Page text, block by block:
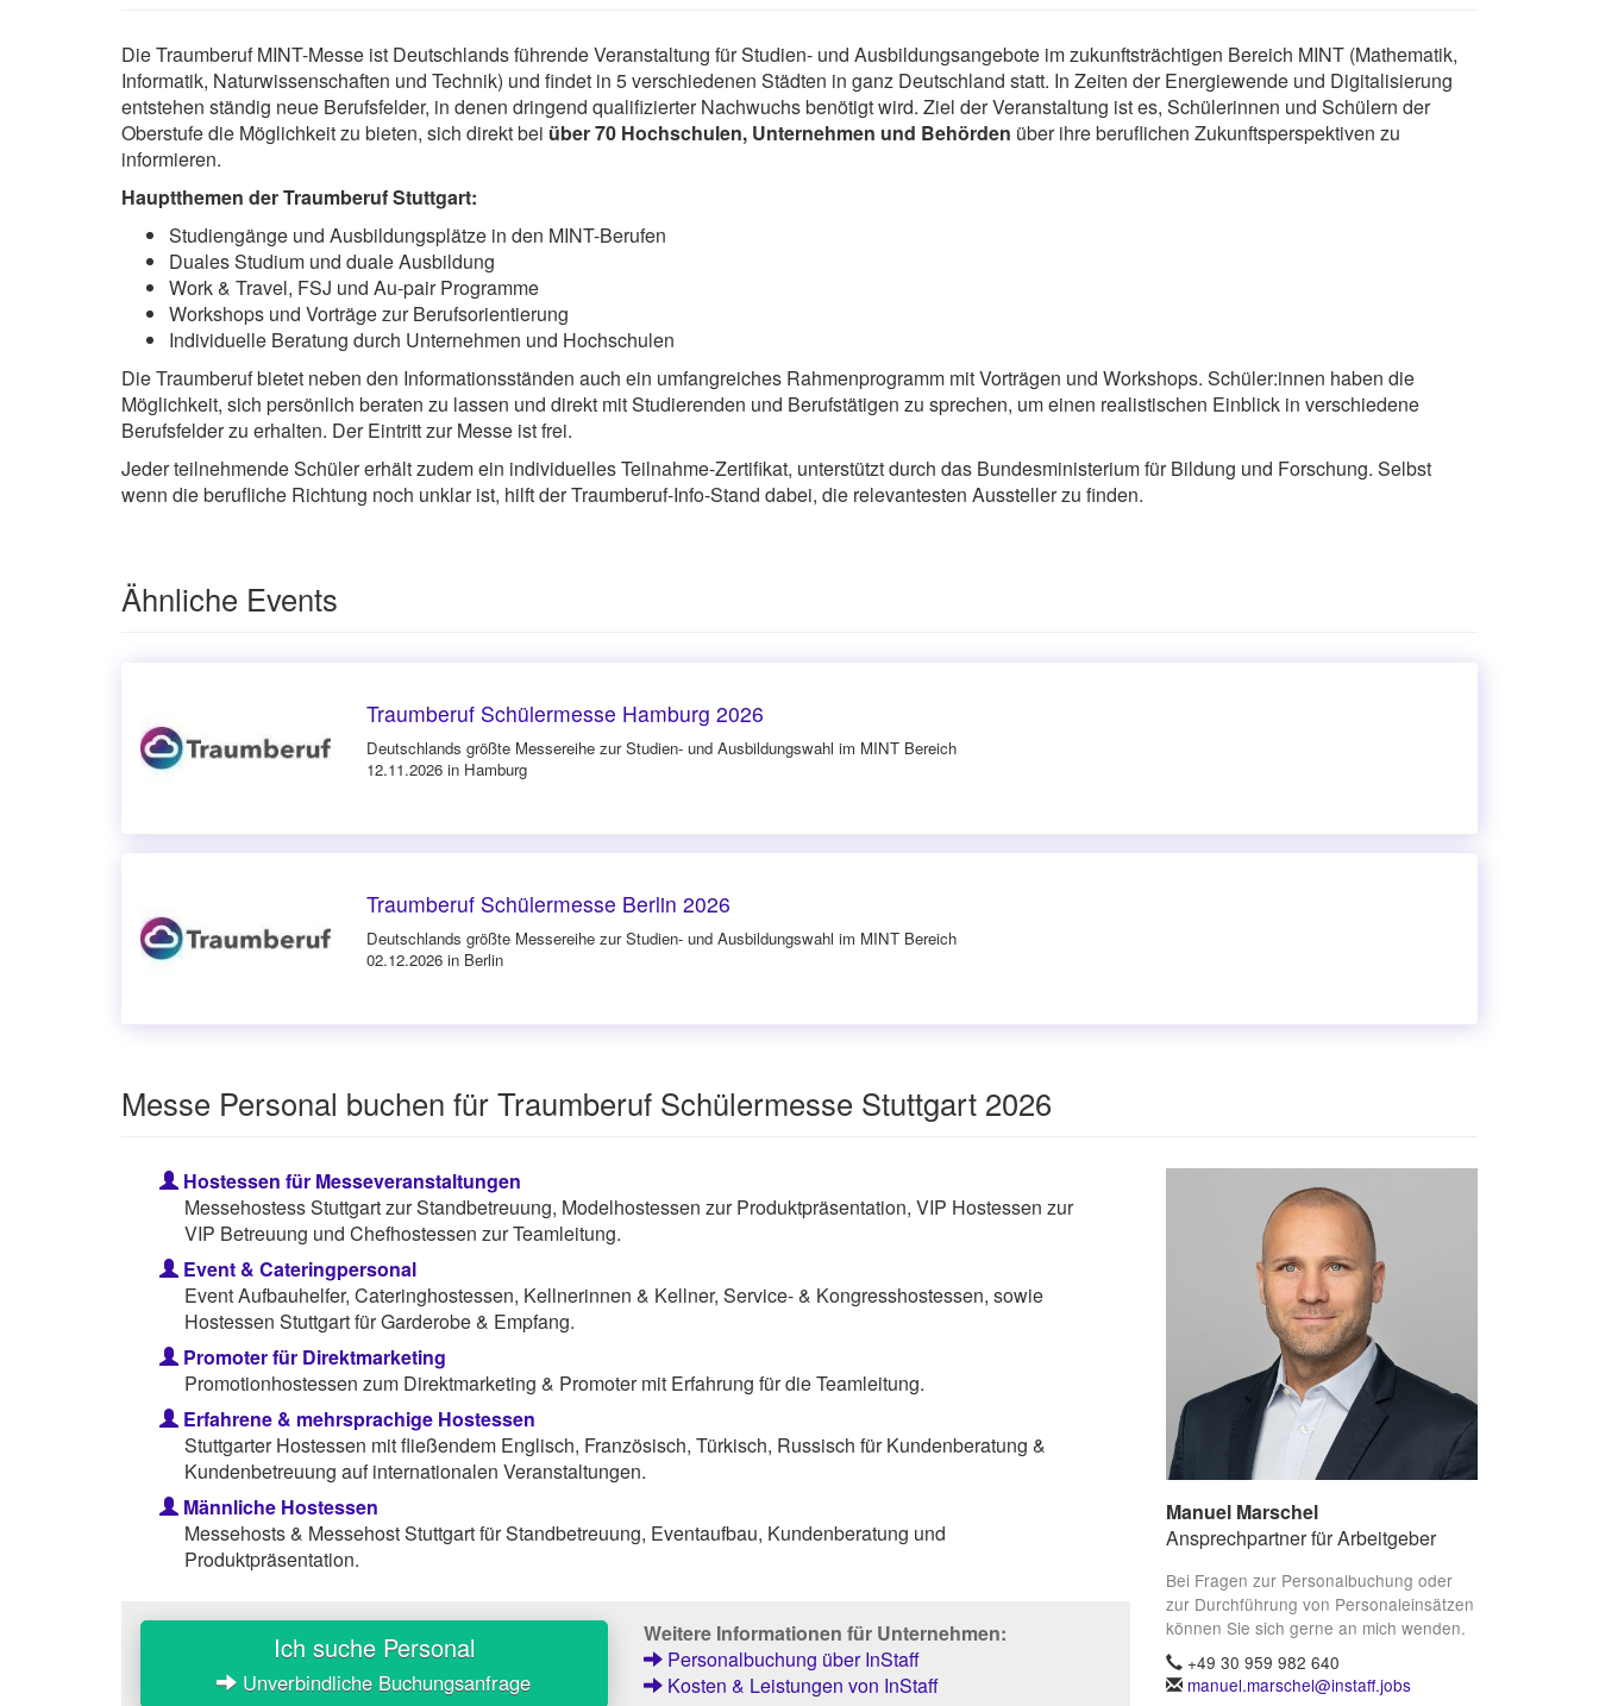
Die Traumberuf MINT-Messe ist Deutschlands führende Veranstaltung für Studien- und Ausbildungsangebote im zukunftsträchtigen Bereich MINT (Mathematik,
Informatik, Naturwissenschaften und Technik) und findet in 5 verschiedenen Städten in ganz Deutschland statt. In Zeiten der Energiewende und Digitalisierung
entstehen ständig neue Berufsfelder, in denen dringend qualifizierter Nachwuchs benötigt wird. Ziel der Veranstaltung ist es, Schülerinnen und Schülern der
Oberstufe die Möglichkeit zu bieten, sich direkt bei über 70 Hochschulen, Unternehmen und Behörden über ihre beruflichen Zukunftsperspektiven zu
informieren.
Hauptthemen der Traumberuf Stuttgart:
Studiengänge und Ausbildungsplätze in den MINT-Berufen
Duales Studium und duale Ausbildung
Work & Travel, FSJ und Au-pair Programme
Workshops und Vorträge zur Berufsorientierung
Individuelle Beratung durch Unternehmen und Hochschulen
Die Traumberuf bietet neben den Informationsständen auch ein umfangreiches Rahmenprogramm mit Vorträgen und Workshops. Schüler:innen haben die
Möglichkeit, sich persönlich beraten zu lassen und direkt mit Studierenden und Berufstätigen zu sprechen, um einen realistischen Einblick in verschiedene
Berufsfelder zu erhalten. Der Eintritt zur Messe ist frei.
Jeder teilnehmende Schüler erhält zudem ein individuelles Teilnahme-Zertifikat, unterstützt durch das Bundesministerium für Bildung und Forschung. Selbst
wenn die berufliche Richtung noch unklar ist, hilft der Traumberuf-Info-Stand dabei, die relevantesten Aussteller zu finden.
Ähnliche Events
Traumberuf Schülermesse Hamburg 2026
Deutschlands größte Messereihe zur Studien- und Ausbildungswahl im MINT Bereich
12.11.2026 in Hamburg
Traumberuf Schülermesse Berlin 2026
Deutschlands größte Messereihe zur Studien- und Ausbildungswahl im MINT Bereich
02.12.2026 in Berlin
Messe Personal buchen für Traumberuf Schülermesse Stuttgart 2026
Hostessen für Messeveranstaltungen
Messehostess Stuttgart zur Standbetreuung, Modelhostessen zur Produktpräsentation, VIP Hostessen zur
VIP Betreuung und Chefhostessen zur Teamleitung.
Event & Cateringpersonal
Event Aufbauhelfer, Cateringhostessen, Kellnerinnen & Kellner, Service- & Kongresshostessen, sowie
Hostessen Stuttgart für Garderobe & Empfang.
Promoter für Direktmarketing
Promotionhostessen zum Direktmarketing & Promoter mit Erfahrung für die Teamleitung.
Erfahrene & mehrsprachige Hostessen
Stuttgarter Hostessen mit fließendem Englisch, Französisch, Türkisch, Russisch für Kundenberatung &
Kundenbetreuung auf internationalen Veranstaltungen.
Männliche Hostessen
Messehosts & Messehost Stuttgart für Standbetreuung, Eventaufbau, Kundenberatung und
Produktpräsentation.
Ich suche Personal
Unverbindliche Buchungsanfrage
Weitere Informationen für Unternehmen:
Personalbuchung über InStaff
Kosten & Leistungen von InStaff
Manuel Marschel
Ansprechpartner für Arbeitgeber
Bei Fragen zur Personalbuchung oder
zur Durchführung von Personaleinsätzen
können Sie sich gerne an mich wenden.
+49 30 959 982 640
manuel.marschel@instaff.jobs